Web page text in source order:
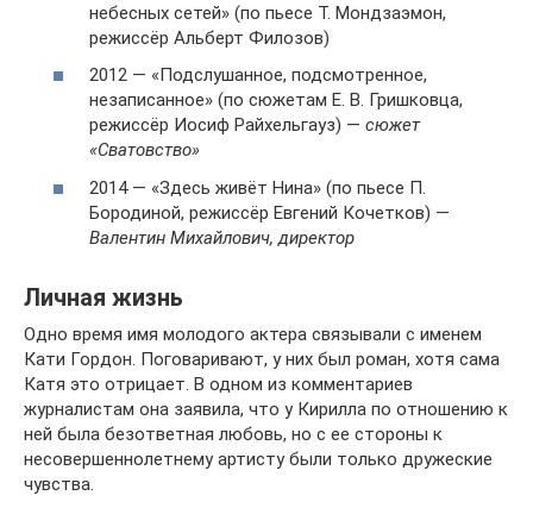
небесных сетей» (по пьесе Т. Мондзаэмон,
режиссёр Альберт Филозов)
2012 — «Подслушанное, подсмотренное,
незаписанное» (по сюжетам Е. В. Гришковца,
режиссёр Иосиф Райхельгауз) — сюжет
«Сватовство»
2014 — «Здесь живёт Нина» (по пьесе П.
Бородиной, режиссёр Евгений Кочетков) —
Валентин Михайлович, директор
Личная жизнь
Одно время имя молодого актера связывали с именем
Кати Гордон. Поговаривают, у них был роман, хотя сама
Катя это отрицает. В одном из комментариев
журналистам она заявила, что у Кирилла по отношению к
ней была безответная любовь, но с ее стороны к
несовершеннолетнему артисту были только дружеские
чувства.